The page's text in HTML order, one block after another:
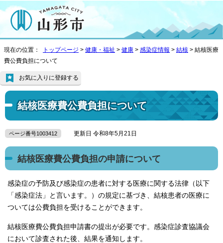
現在の位置： トップページ > 健康・福祉 > 健康 > 感染症情報 > 結核 > 結核医療
費公費負担について
結核医療費公費負担について
お気に入りに登録する
ページ番号1003412 更新日 令和8年5月21日
結核医療費公費負担の申請について
感染症の予防及び感染症の患者に対する医療に関する法律（以下
「感染症法」と言います。）の規定に基づき、結核患者の医療に
ついては公費負担を受けることができます。
結核医療費公費負担申請書の提出が必要です。感染症診査協議会
において診査された後、結果を通知します。